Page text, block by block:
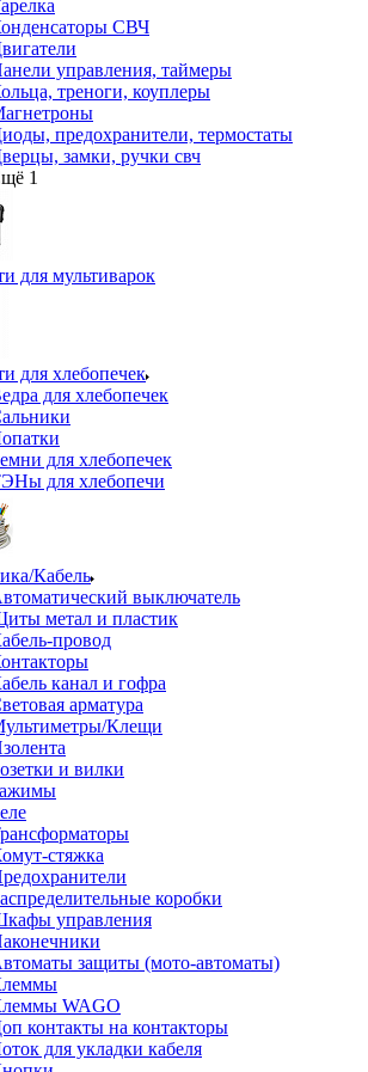
СВЧ
управления, таймеры
треноги, коуплеры
предохранители, термостаты
замки, ручки свч
1
для мультиварок
для хлебопечек
для хлебопечек
для хлебопечек
для хлебопечи
Кабель
выключатель
метал и пластик
провод
канал и гофра
арматура
Клещи
и вилки
стяжка
коробки
управления
защиты (мото-автоматы)
WAGO
контакты на контакторы
для укладки кабеля